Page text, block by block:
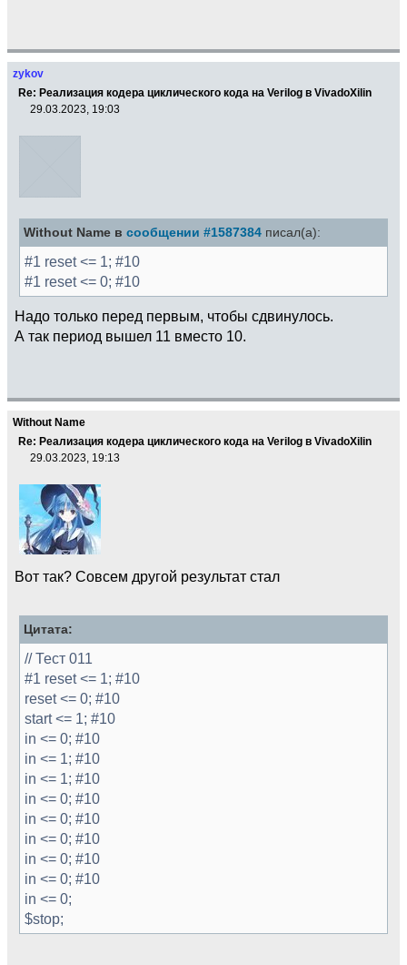
zykov
Re: Реализация кодера циклического кода на Verilog в VivadoXilin
29.03.2023, 19:03
Without Name в сообщении #1587384 писал(а):
#1 reset <= 1; #10
#1 reset <= 0; #10
Надо только перед первым, чтобы сдвинулось.
А так период вышел 11 вместо 10.
Without Name
Re: Реализация кодера циклического кода на Verilog в VivadoXilin
29.03.2023, 19:13
Вот так? Совсем другой результат стал
Цитата:
// Тест 011
#1 reset <= 1; #10
reset <= 0; #10
start <= 1; #10
in <= 0; #10
in <= 1; #10
in <= 1; #10
in <= 0; #10
in <= 0; #10
in <= 0; #10
in <= 0; #10
in <= 0; #10
in <= 0;
$stop;